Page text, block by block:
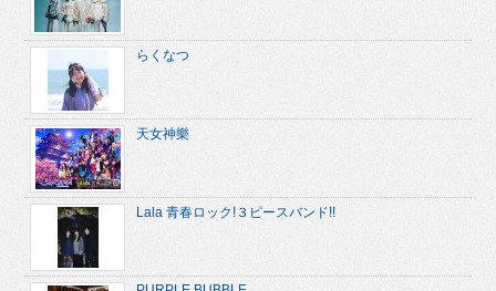
らくなつ
天女神樂
Lala 青春ロック!３ピースバンド!!